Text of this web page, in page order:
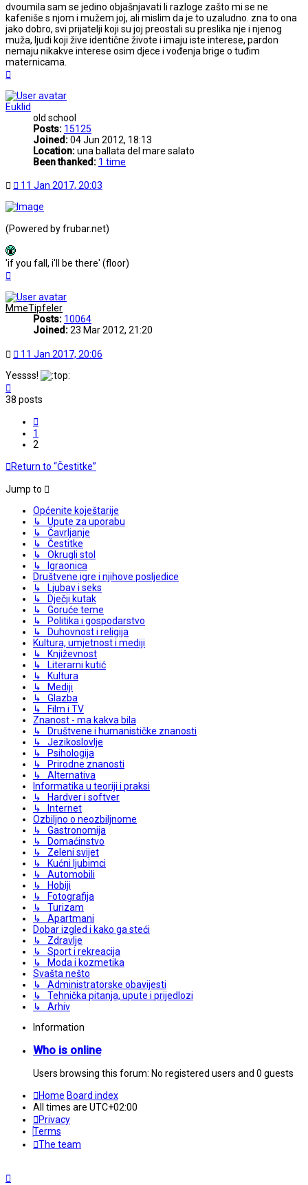
dvoumila sam se jedino objašnjavati li razloge zašto mi se ne
kafeniše s njom i mužem joj, ali mislim da je to uzaludno. zna to ona
jako dobro, svi prijatelji koji su joj preostali su preslika nje i njenog
muža, ljudi koji žive identične živote i imaju iste interese, pardon
nemaju nikakve interese osim djece i vođenja brige o tuđim
maternicama.
Euklid
old school
Posts: 15125
Joined:04 Jun 2012, 18:13
Location:una ballata del mare salato
Been thanked: 1 time
Post11 Jan 2017, 20:03
(Powered by frubar.net)
'if you fall, i'll be there' (floor)
MmeTipfeler
Posts: 10064
Joined:23 Mar 2012, 21:20
Post11 Jan 2017, 20:06
Yessss!
38 posts
1
2
Return to “Čestitke”
Jump to
Općenite koještarije
↳ Upute za uporabu
↳ Čavrljanje
↳ Čestitke
↳ Okrugli stol
↳ Igraonica
Društvene igre i njihove posljedice
↳ Ljubav i seks
↳ Dječji kutak
↳ Goruće teme
↳ Politika i gospodarstvo
↳ Duhovnost i religija
Kultura, umjetnost i mediji
↳ Književnost
↳ Literarni kutić
↳ Kultura
↳ Mediji
↳ Glazba
↳ Film i TV
Znanost - ma kakva bila
↳ Društvene i humanističke znanosti
↳ Jezikoslovlje
↳ Psihologija
↳ Prirodne znanosti
↳ Alternativa
Informatika u teoriji i praksi
↳ Hardver i softver
↳ Internet
Ozbiljno o neozbiljnome
↳ Gastronomija
↳ Domaćinstvo
↳ Zeleni svijet
↳ Kućni ljubimci
↳ Automobili
↳ Hobiji
↳ Fotografija
↳ Turizam
↳ Apartmani
Dobar izgled i kako ga steći
↳ Zdravlje
↳ Sport i rekreacija
↳ Moda i kozmetika
Svašta nešto
↳ Administratorske obavijesti
↳ Tehnička pitanja, upute i prijedlozi
↳ Arhiv
Information
Who is online
Users browsing this forum: No registered users and 0 guests
Home Board index
All times are UTC+02:00
Privacy
Terms
The team